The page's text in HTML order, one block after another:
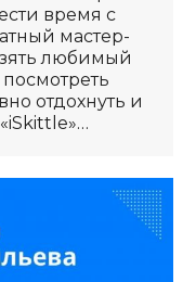
время с
мастер-
любимый
отдохнуть и